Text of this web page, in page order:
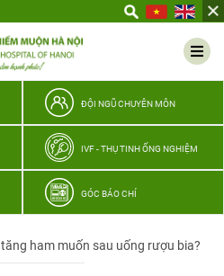
ĐỘI NGŨ CHUYÊN MÔN
IVF - THỤ TINH ỐNG NGHIỆM
GÓC BÁO CHÍ
ham muốn sau uống rượu bia?